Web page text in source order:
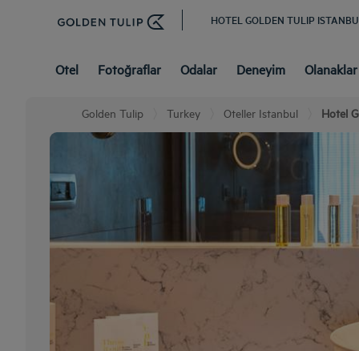
HOTEL GOLDEN TULIP
Otel Fotoğraflar Odalar Deneyim Olanaklar
Golden Tulip Turkey Oteller Istanbul Hotel